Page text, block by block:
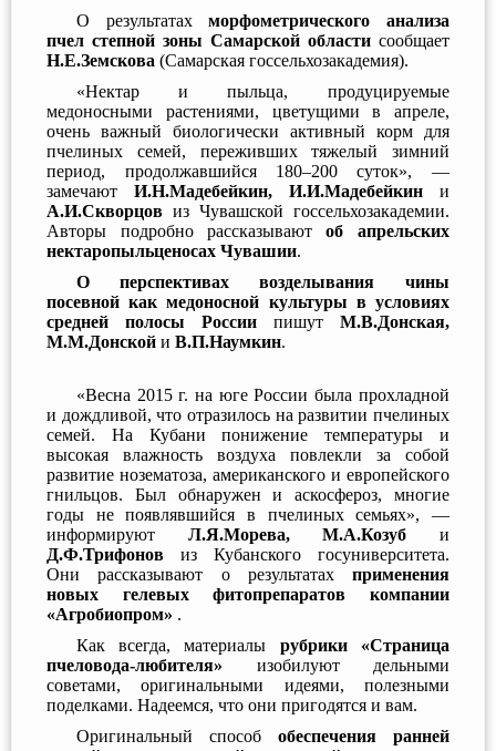
О результатахморфометрического анализа
пчел степной зоны Самарской областисообщает
Н.Е.Земскова (Самарская госсельхозакадемия).
«Нектар и пыльца, продуцируемые
медоносными растениями, цветущими в апреле,
очень важный биологически активный корм для
пчелиных семей, переживших тяжелый зимний
период, продолжавшийся 180–200 суток», —
замечаютИ.Н.Мадебейкин, И.И.Мадебейкини
А.И.Скворцов из Чувашской госсельхозакадемии.
Авторы подробно рассказываютоб апрельских
нектаропыльценосах Чувашии.
О перспективах возделывания чины
посевной как медоносной культуры в условиях
средней полосы России пишут М.В.Донская,
М.М.Донской иВ.П.Наумкин.
«Весна 2015 г. на юге России была прохладной
и дождливой, что отразилось на развитии пчелиных
семей. На Кубани понижение температуры и
высокая влажность воздуха повлекли за собой
развитие нозематоза, американского и европейского
гнильцов. Был обнаружен и аскосфероз, многие
годы не появлявшийся в пчелиных семьях», —
информируют Л.Я.Морева, М.А.Козуб и
Д.Ф.Трифонов из Кубанского госуниверситета.
Они рассказывают о результатах применения
новых гелевых фитопрепаратов компании
«Агробиопром» .
Как всегда, материалы рубрики «Страница
пчеловода-любителя» изобилуют дельными
советами, оригинальными идеями, полезными
поделками. Надеемся, что они пригодятся и вам.
Оригинальный способ обеспечения ранней